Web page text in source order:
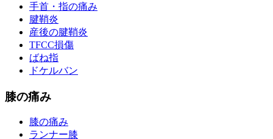
手首・指の痛み
腱鞘炎
産後の腱鞘炎
TFCC損傷
ばね指
ドケルバン
膝の痛み
膝の痛み
ランナー膝